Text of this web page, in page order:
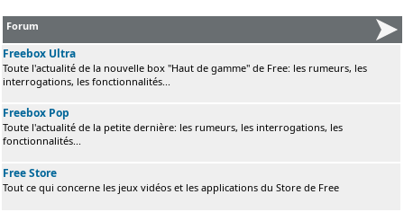
Forum
Freebox Ultra
Toute l'actualité de la nouvelle box "Haut de gamme" de Free: les rumeurs, les
interrogations, les fonctionnalités...
Freebox Pop
Toute l'actualité de la petite dernière: les rumeurs, les interrogations, les
fonctionnalités...
Free Store
Tout ce qui concerne les jeux vidéos et les applications du Store de Free